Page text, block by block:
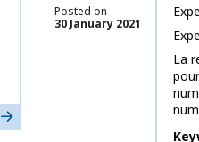
Learn more
Posted on
30 January 2021
La